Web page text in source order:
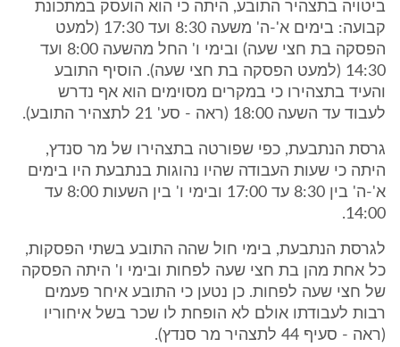
ביטויה בתצהיר התובע, היתה כי הוא הועסק במתכונת
קבועה: בימים א'-ה' משעה 8:30 ועד 17:30 (למעט
הפסקה בת חצי שעה) ובימי ו' החל מהשעה 8:00 ועד
14:30 (למעט הפסקה בת חצי שעה). הוסיף התובע
והעיד בתצהירו כי במקרים מסוימים הוא אף נדרש
לעבוד עד השעה 18:00 (ראה - סע' 21 לתצהיר התובע).
גרסת הנתבעת, כפי שפורטה בתצהירו של מר סנדץ,
היתה כי שעות העבודה שהיו נהוגות בנתבעת היו בימים
א'-ה' בין 8:30 עד 17:00 ובימי ו' בין השעות 8:00 עד
14:00.
לגרסת הנתבעת, בימי חול שהה התובע בשתי הפסקות,
כל אחת מהן בת חצי שעה לפחות ובימי ו' היתה הפסקה
של חצי שעה לפחות. כן נטען כי התובע איחר פעמים
רבות לעבודתו אולם לא הופחת לו שכר בשל איחוריו
(ראה - סעיף 44 לתצהיר מר סנדץ).